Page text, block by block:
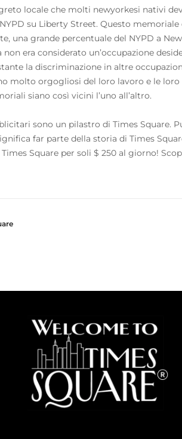
locale che molti newyorkesi nativi
su Liberty Street. Questo
una grande percentuale del NYPD a
era considerato un’occupazione
la discriminazione in altre
molto orgogliosi del loro lavoro e le
siano così vicini l’uno all’altro.
sono un pilastro di Times Square.
far parte della storia di Times
Square per soli $ 250 al giorno!